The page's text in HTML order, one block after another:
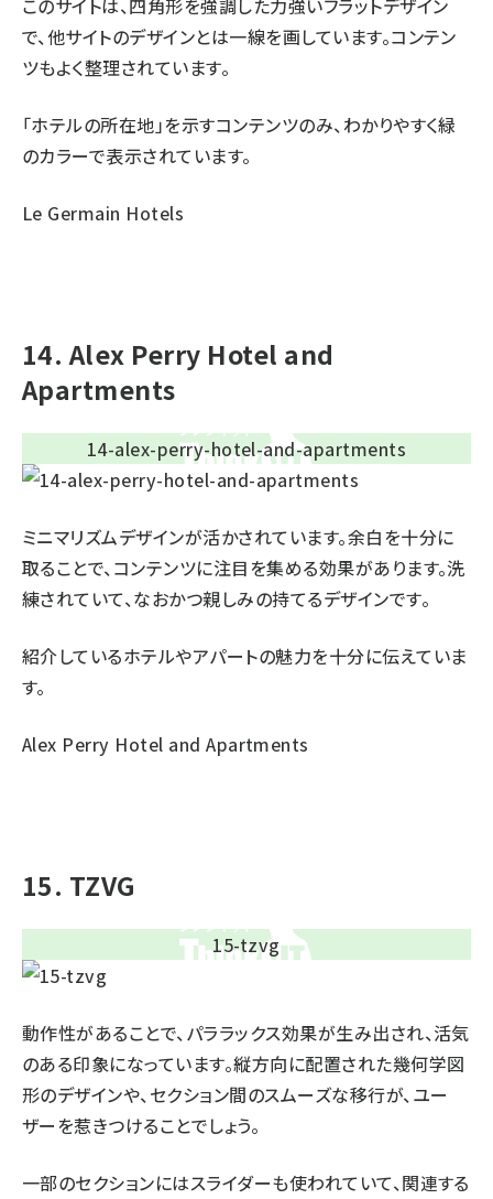
このサイトは、四角形を強調した力強いフラットデザイン
で、他サイトのデザインとは一線を画しています。コンテン
ツもよく整理されています。
「ホテルの所在地」を示すコンテンツのみ、わかりやすく緑
のカラーで表示されています。
Le Germain Hotels
14. Alex Perry Hotel and
Apartments
ミニマリズムデザインが活かされています。余白を十分に
取ることで、コンテンツに注目を集める効果があります。洗
練されていて、なおかつ親しみの持てるデザインです。
紹介しているホテルやアパートの魅力を十分に伝えていま
す。
Alex Perry Hotel and Apartments
15. TZVG
動作性があることで、パララックス効果が生み出され、活気
のある印象になっています。縦方向に配置された幾何学図
形のデザインや、セクション間のスムーズな移行が、ユー
ザーを惹きつけることでしょう。
一部のセクションにはスライダーも使われていて、関連する